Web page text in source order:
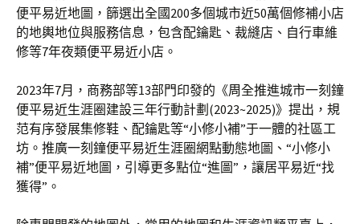
便平易近地圖，篩選出全國200多個城市近50萬個修補小店
的地輿地位與服務信息，包含配鑰匙、裁縫店、自行車維
修等7年夜類便平易近小店。
2023年7月，商務部等13部門印發的《周全推進城市一刻鐘
便平易近生涯圈建設三年行動計劃(2023~2025)》提出，規
范有序發展集修鞋、配鑰匙等“小修小補”于一體的社區工
坊。推廣一刻鐘便平易近生涯圈網點動態地圖、“小修小
補”便平易近地圖，引導更多點位“進圖”，讓居平易近“找
獲得”。